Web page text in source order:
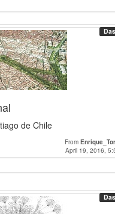
de Chile
From
April 19, 2016,